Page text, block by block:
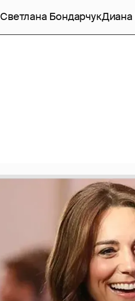
Светлана Бондарчук